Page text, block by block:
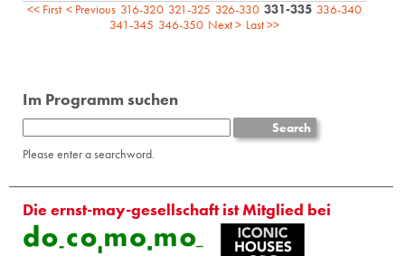
<< First < Previous 316-320 321-325 326-330 331-335 336-340
341-345 346-350 Next > Last >>
Im Programm suchen
Please enter a searchword.
Die ernst-may-gesellschaft ist Mitglied bei